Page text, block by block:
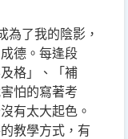
為了我的陰影，
德。每逢段
格」、「補
怕的寫著考
有太大起色。
教學方式，有